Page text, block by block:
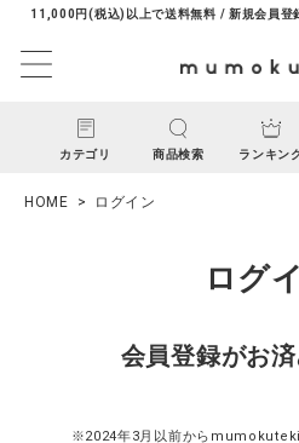
11,000円(税込)以上で送料無料 / 新規会員登
カテゴリ 商品検索 ランキン
HOME ログイン
ログ
会員登録がお
※2024年3月以前からmumokuteki